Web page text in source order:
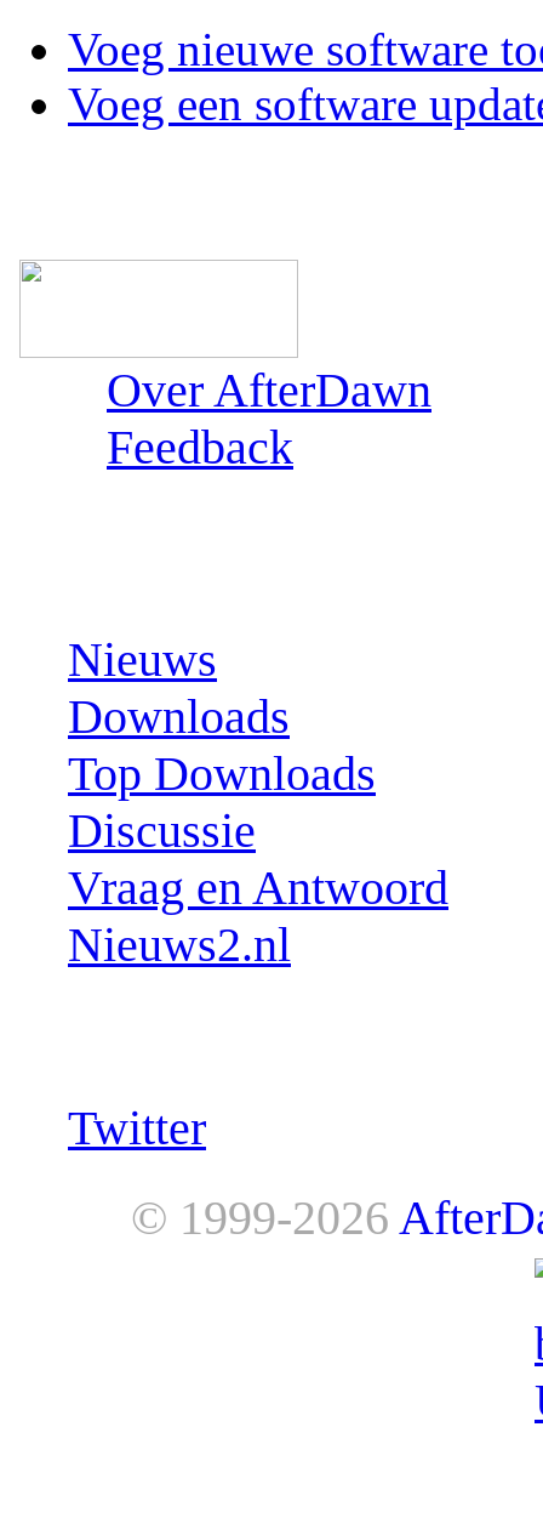
Voeg nieuwe software
Voeg een software
Over AfterDawn
Feedback
Nieuws
Downloads
Top Downloads
Discussie
Vraag en Antwoord
Nieuws2.nl
Twitter
© 1999-2026